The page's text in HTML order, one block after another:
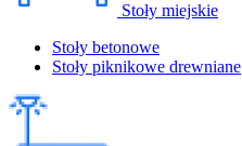
Stoły miejskie
Stoły betonowe
Stoły piknikowe drewniane